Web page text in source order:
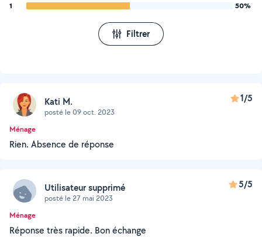
1
50%
Filtrer
Kati M.
posté le 09 oct. 2023
1/5
Ménage
Rien. Absence de réponse
Utilisateur supprimé
posté le 27 mai 2023
5/5
Ménage
Réponse très rapide. Bon échange